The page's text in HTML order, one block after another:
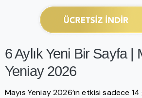
6 Aylık Yeni Bir Sayfa |
Yeniay 2026
Mayıs Yeniay 2026’ın etkisi sadece